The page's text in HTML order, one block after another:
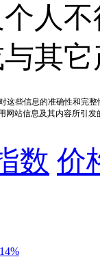
人
其
这些信息的准确性和完
网站信息及其内容所引
数 价